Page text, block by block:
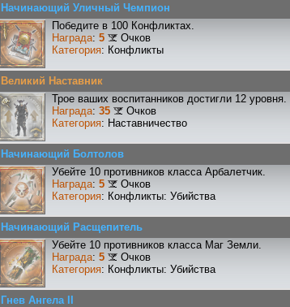
Начинающий Уличный Чемпион
Победите в 100 Конфликтах.
Награда: 5
Очков
Категория: Конфликты
Великий Наставник
Трое ваших воспитанников достигли 12 уровня.
Награда: 35
Очков
Категория: Наставничество
Начинающий Болтолов
Убейте 10 противников класса Арбалетчик.
Награда: 5
Очков
Категория: Конфликты: Убийства
Начинающий Расщепитель
Убейте 10 противников класса Маг Земли.
Награда: 5
Очков
Категория: Конфликты: Убийства
Гнев Ангела II